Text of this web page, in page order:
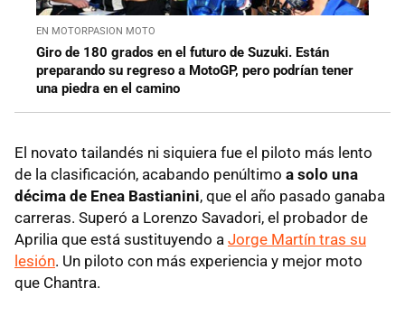
EN MOTORPASION MOTO
Giro de 180 grados en el futuro de Suzuki. Están
preparando su regreso a MotoGP, pero podrían tener
una piedra en el camino
El novato tailandés ni siquiera fue el piloto más lento
de la clasificación, acabando penúltimo a solo una
décima de Enea Bastianini, que el año pasado ganaba
carreras. Superó a Lorenzo Savadori, el probador de
Aprilia que está sustituyendo a Jorge Martín tras su
lesión. Un piloto con más experiencia y mejor moto
que Chantra.